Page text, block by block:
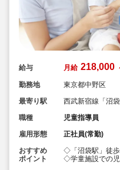
給与 月給 218,000
勤務地
東京都中野区
最寄り駅
西武新宿線「沼
職種
児童指導員
雇用形態
正社員(常勤)
おすすめ
ポイント
◇「沼袋駅」徒歩
◇学童施設での